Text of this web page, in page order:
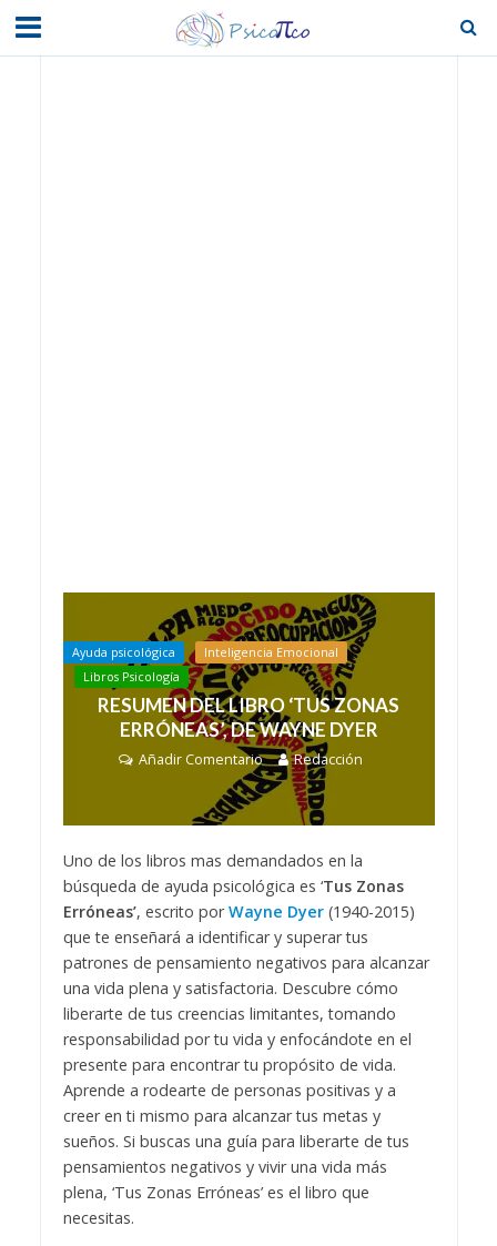
Ayuda psicológica
Inteligencia Emocional
Libros Psicología
RESUMEN DEL LIBRO ‘TUS ZONAS
ERRÓNEAS’, DE WAYNE DYER
Añadir Comentario Redacción
Uno de los libros mas demandados en la
búsqueda de ayuda psicológica es ‘Tus Zonas
Erróneas’, escrito porWayne Dyer(1940-2015)
que te enseñará a identificar y superar tus
patrones de pensamiento negativos para alcanzar
una vida plena y satisfactoria. Descubre cómo
liberarte de tus creencias limitantes, tomando
responsabilidad por tu vida y enfocándote en el
presente para encontrar tu propósito de vida.
Aprende a rodearte de personas positivas y a
creer en ti mismo para alcanzar tus metas y
sueños. Si buscas una guía para liberarte de tus
pensamientos negativos y vivir una vida más
plena, ‘Tus Zonas Erróneas’ es el libro que
necesitas.